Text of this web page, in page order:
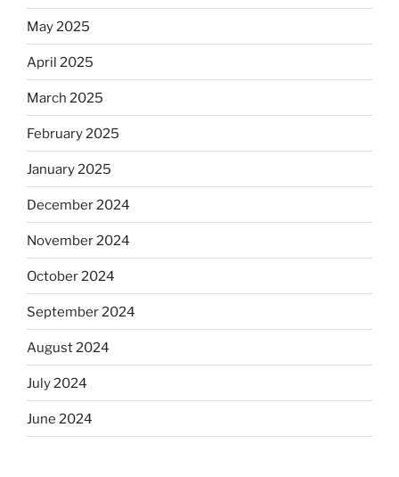
May 2025
April 2025
March 2025
February 2025
January 2025
December 2024
November 2024
October 2024
September 2024
August 2024
July 2024
June 2024